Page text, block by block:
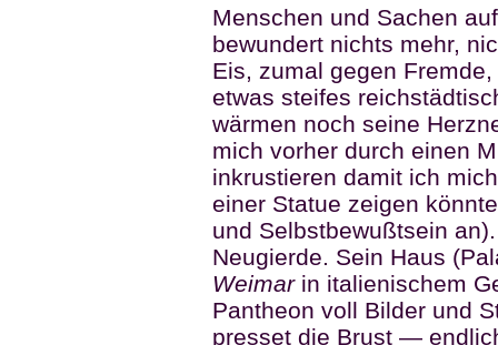
Menschen und Sachen
bewundert nichts mehr,
Eis, zumal gegen
etwas steifes
wärmen noch seine
mich vorher durch einen
inkrustieren damit ich
einer Statue zeigen
und Selbstbewußtsein
Neugierde. Sein Haus
Weimarin italienischem
Pantheon voll Bilder und
presset die Brust —